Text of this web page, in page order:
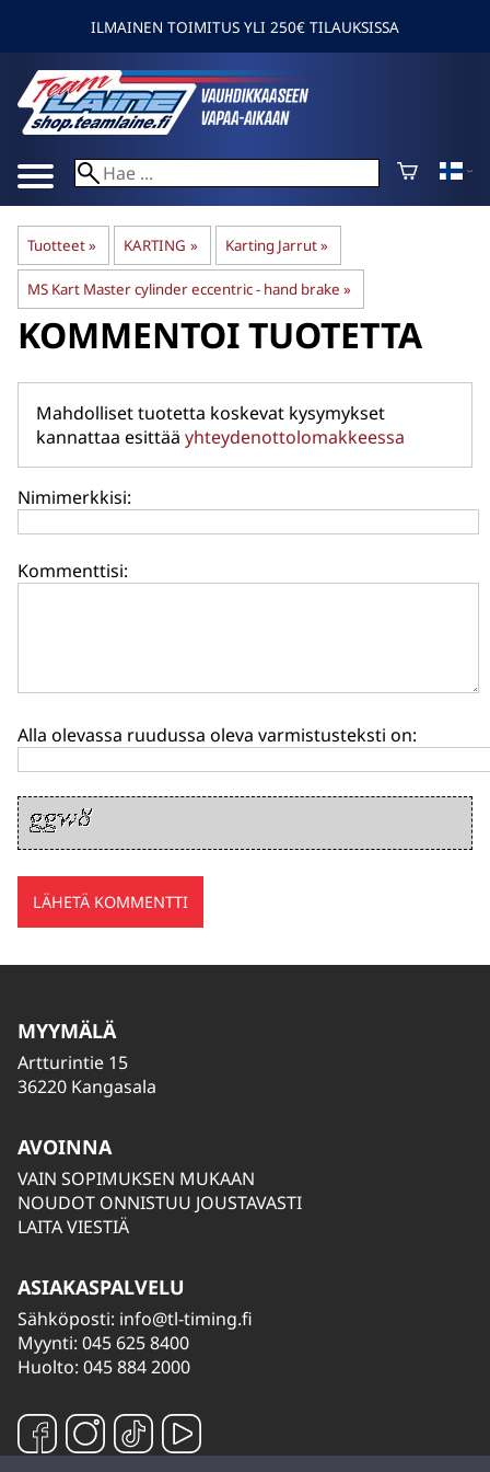
ILMAINEN TOIMITUS YLI 250€ TILAUKSISSA
Tuotteet‪» KARTING ‪» Karting Jarrut‪»
MS Kart Master cylinder eccentric - hand brake ‪»
KOMMENTOI TUOTETTA
Mahdolliset tuotetta koskevat kysymykset
kannattaa esittää yhteydenottolomakkeessa
Nimimerkkisi:
Kommenttisi:
Alla olevassa ruudussa oleva varmistusteksti on:
MYYMÄLÄ
Artturintie 15
36220 Kangasala
AVOINNA
VAIN SOPIMUKSEN MUKAAN
NOUDOT ONNISTUU JOUSTAVASTI
LAITA VIESTIÄ
ASIAKASPALVELU
Sähköposti: info@tl-timing.fi
Myynti: 045 625 8400
Huolto: 045 884 2000